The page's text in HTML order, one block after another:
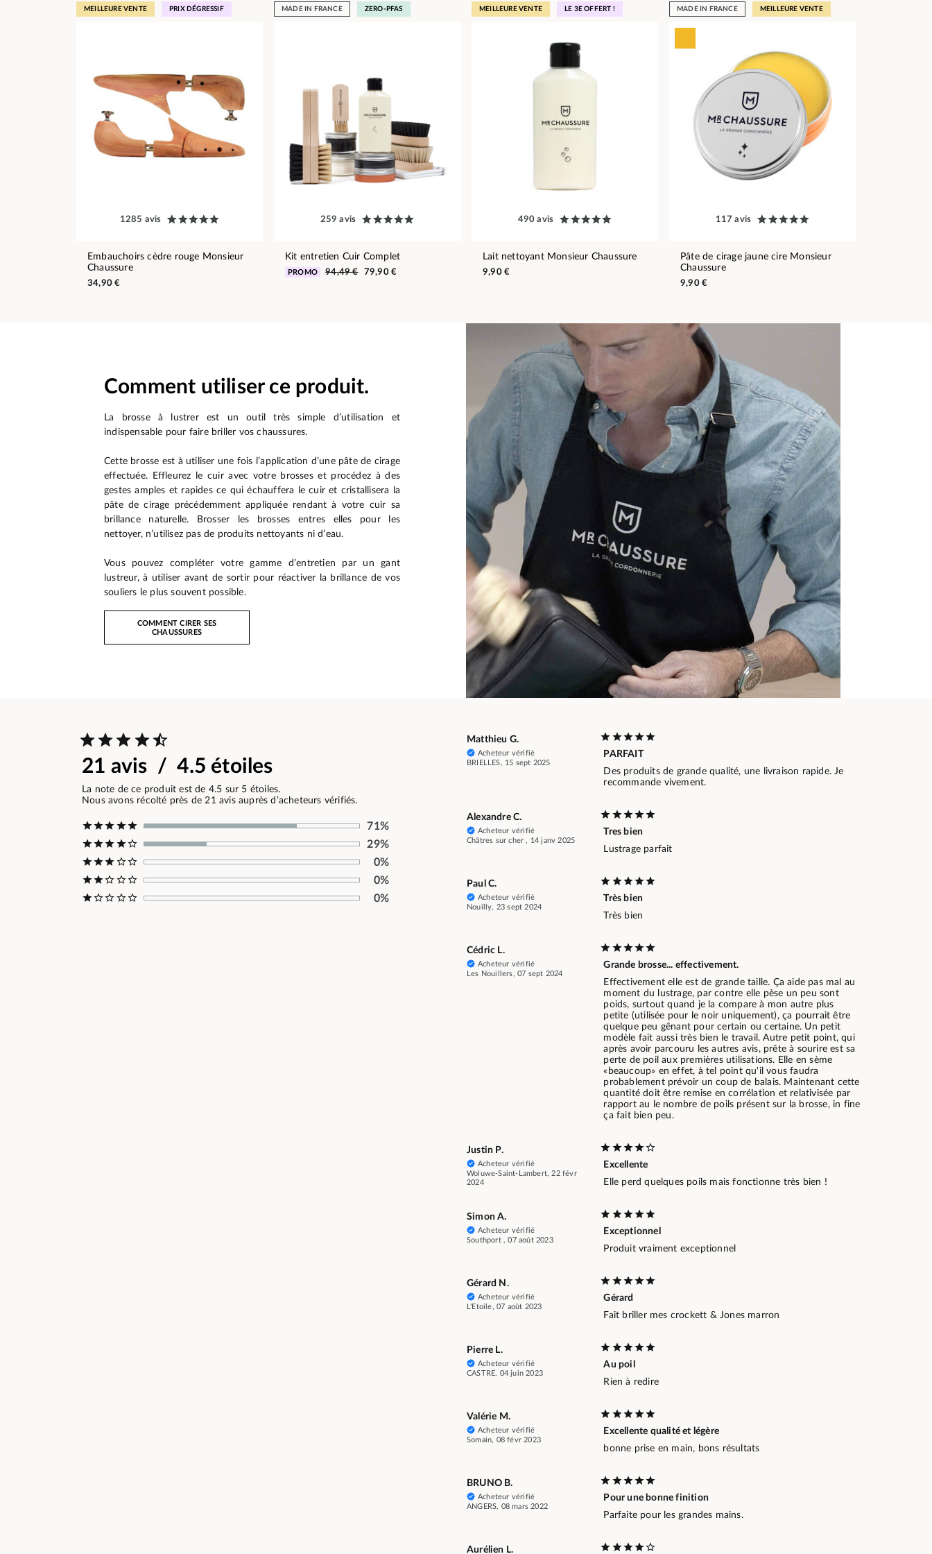
MEILLEURE VENTE PRIX DÉGRESSIF
1285 avis
Embauchoirs cèdre rouge Monsieur
Chaussure
34,90 €
MADE IN FRANCE ZERO-PFAS
259 avis
Kit entretien Cuir Complet
PROMO 94,49 € 79,90 €
MEILLEURE VENTE LE 3E OFFERT !
490 avis
Lait nettoyant Monsieur Chaussure
9,90 €
MADE IN FRANCE MEILLEURE VENTE
117 avis
Pâte de cirage jaune cire Monsieur
Chaussure
9,90 €
Comment utiliser ce produit.
La brosse à lustrer est un outil très simple d’utilisation et
indispensable pour faire briller vos chaussures.
Cette brosse est à utiliser une fois l’application d’une pâte de cirage
effectuée. Effleurez le cuir avec votre brosses et procédez à des
gestes amples et rapides ce qui échauffera le cuir et cristallisera la
pâte de cirage précédemment appliquée rendant à votre cuir sa
brillance naturelle. Brosser les brosses entres elles pour les
nettoyer, n’utilisez pas de produits nettoyants ni d’eau.
Vous pouvez compléter votre gamme d’entretien par un gant
lustreur, à utiliser avant de sortir pour réactiver la brillance de vos
souliers le plus souvent possible.
COMMENT CIRER SES
CHAUSSURES
21 avis / 4.5 étoiles
La note de ce produit est de 4.5 sur 5 étoiles.
Nous avons récolté près de 21 avis auprès d’acheteurs vérifiés.
71%
29%
0%
0%
0%
Matthieu G.
Acheteur vérifié
BRIELLES, 15 sept 2025
PARFAIT
Des produits de grande qualité, une livraison rapide. Je
recommande vivement.
Alexandre C.
Acheteur vérifié
Châtres sur cher , 14 janv 2025
Tres bien
Lustrage parfait
Paul C.
Acheteur vérifié
Nouilly, 23 sept 2024
Très bien
Très bien
Cédric L.
Acheteur vérifié
Les Nouillers, 07 sept 2024
Grande brosse... effectivement.
Effectivement elle est de grande taille. Ça aide pas mal au
moment du lustrage, par contre elle pèse un peu sont
poids, surtout quand je la compare à mon autre plus
petite (utilisée pour le noir uniquement), ça pourrait être
quelque peu gênant pour certain ou certaine. Un petit
modèle fait aussi très bien le travail. Autre petit point, qui
après avoir parcouru les autres avis, prête à sourire est sa
perte de poil aux premières utilisations. Elle en sème
«beaucoup» en effet, à tel point qu'il vous faudra
probablement prévoir un coup de balais. Maintenant cette
quantité doit être remise en corrélation et relativisée par
rapport au le nombre de poils présent sur la brosse, in fine
ça fait bien peu.
Justin P.
Acheteur vérifié
Woluwe-Saint-Lambert, 22 févr
2024
Excellente
Elle perd quelques poils mais fonctionne très bien !
Simon A.
Acheteur vérifié
Southport , 07 août 2023
Exceptionnel
Produit vraiment exceptionnel
Gérard N.
Acheteur vérifié
L'Etoile, 07 août 2023
Gérard
Fait briller mes crockett & Jones marron
Pierre L.
Acheteur vérifié
CASTRE, 04 juin 2023
Au poil
Rien à redire
Valérie M.
Acheteur vérifié
Somain, 08 févr 2023
Excellente qualité et légère
bonne prise en main, bons résultats
BRUNO B.
Acheteur vérifié
ANGERS, 08 mars 2022
Pour une bonne finition
Parfaite pour les grandes mains.
Aurélien L.